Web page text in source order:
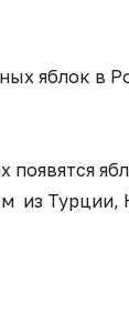
яблок в
появятся
из